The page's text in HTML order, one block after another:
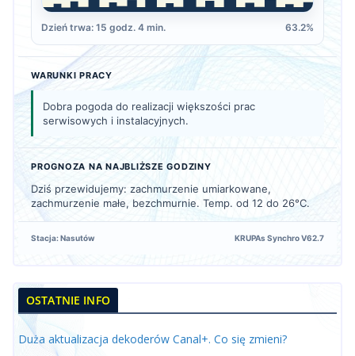
Dzień trwa: 15 godz. 4 min. 63.2%
WARUNKI PRACY
Dobra pogoda do realizacji większości prac
serwisowych i instalacyjnych.
PROGNOZA NA NAJBLIŻSZE GODZINY
Dziś przewidujemy: zachmurzenie umiarkowane,
zachmurzenie małe, bezchmurnie. Temp. od 12 do 26°C.
Stacja: Nasutów KRUPAs Synchro V62.7
OSTATNIE INFO
Duża aktualizacja dekoderów Canal+. Co się zmieni?